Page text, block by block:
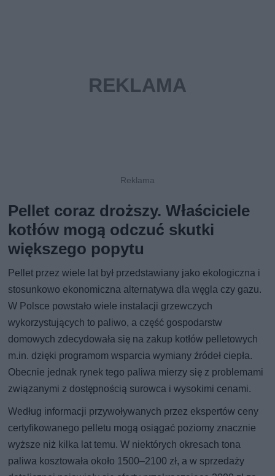
Pellet coraz droższy. Właściciele
kotłów mogą odczuć skutki
większego popytu
Pellet przez wiele lat był przedstawiany jako ekologiczna i
stosunkowo ekonomiczna alternatywa dla węgla czy gazu.
W Polsce powstało wiele instalacji grzewczych
wykorzystujących to paliwo, a część gospodarstw
domowych zdecydowała się na zakup kotłów pelletowych
m.in. dzięki programom wsparcia wymiany źródeł ciepła.
Obecnie jednak rynek tego paliwa mierzy się z problemami
związanymi z dostępnością surowca i wysokimi cenami.
Według informacji przywoływanych przez ekspertów ceny
certyfikowanego pelletu mogą osiągać poziomy znacznie
wyższe niż kilka lat temu. W niektórych okresach tona
paliwa kosztowała około 1500–2100 zł, a w sprzedaży